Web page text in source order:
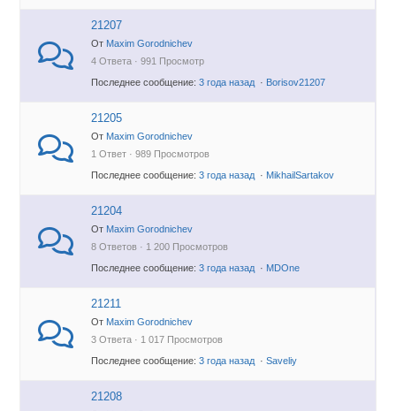
21207
От Maxim Gorodnichev
4 Ответа · 991 Просмотр
Последнее сообщение:3 года назад · Borisov21207
21205
От Maxim Gorodnichev
1 Ответ · 989 Просмотров
Последнее сообщение:3 года назад · MikhailSartakov
21204
От Maxim Gorodnichev
8 Ответов · 1 200 Просмотров
Последнее сообщение:3 года назад · MDOne
21211
От Maxim Gorodnichev
3 Ответа · 1 017 Просмотров
Последнее сообщение:3 года назад ·Saveliy
21208